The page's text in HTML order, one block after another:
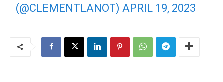
(@CLEMENTLANOT) APRIL 19, 2023